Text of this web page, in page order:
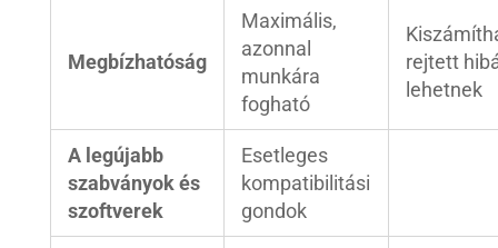
Megbízhatóság
Maximális,
azonnal
munkára
fogható
rejtett
lehetnek
A legújabb
szabványok és
szoftverek
Esetleges
kompatibilitási
gondok